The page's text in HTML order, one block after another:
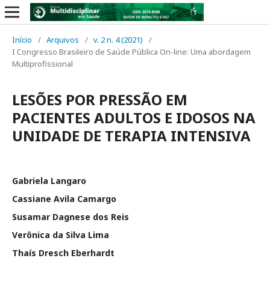
Início / Arquivos / v. 2 n. 4 (2021)
/
I Congresso Brasileiro de Saúde Pública On-line: Uma abordagem
Multiprofissional
LESÕES POR PRESSÃO EM
PACIENTES ADULTOS E IDOSOS NA
UNIDADE DE TERAPIA INTENSIVA
Gabriela Langaro
Cassiane Avila Camargo
Susamar Dagnese dos Reis
Verônica da Silva Lima
Thaís Dresch Eberhardt